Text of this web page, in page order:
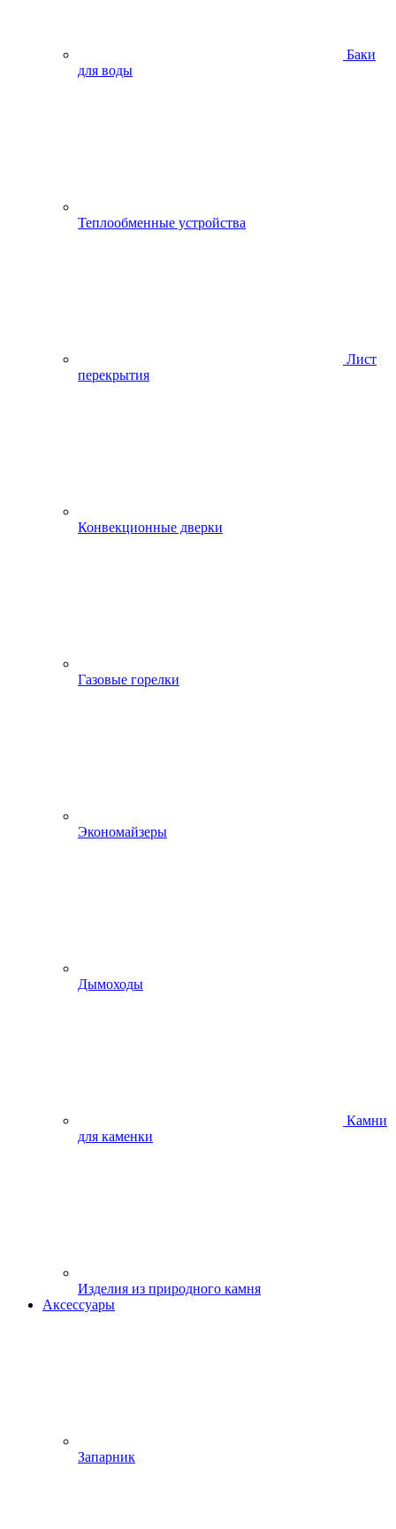
Баки
для воды
Теплообменные устройства
Лист
перекрытия
Конвекционные дверки
Газовые горелки
Экономайзеры
Дымоходы
Камни
для каменки
Изделия из природного камня
Аксессуары
Запарник